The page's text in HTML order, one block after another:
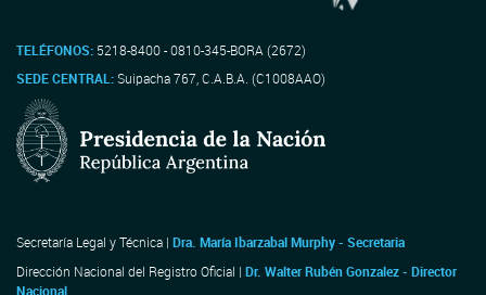
TELÉFONOS: 5218-8400 - 0810-345-BORA (2672)
SEDE CENTRAL:Suipacha 767, C.A.B.A. (C1008AAO)
Secretaría Legal y Técnica | Dra. María Ibarzabal Murphy - Secretaria
Dirección Nacional del Registro Oficial | Dr. Walter Rubén Gonzalez - Director
Nacional